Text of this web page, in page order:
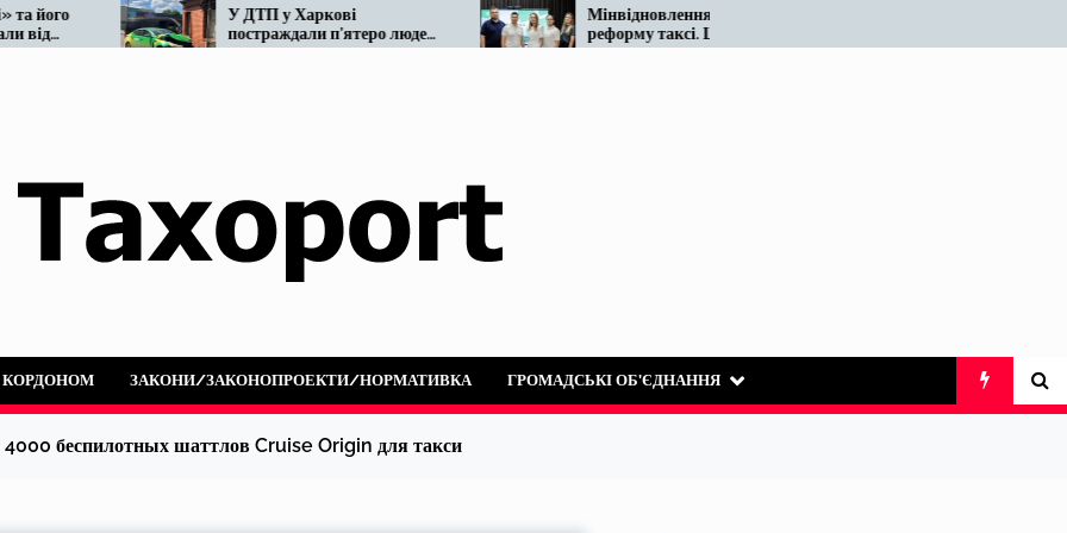
ДТП у Харкові
п’ятеро людей:
розминулися OnTaxi та
Мінвідновлення готує
реформу таксі. Що відомо
наразі…
таксі існує десятиліттями
КОРДОНОМ ЗАКОНИ/ЗАКОНОПРОЕКТИ/НОРМАТИВКА ГРОМАДСЬКІ ОБ’ЄДНАННЯ
4000 беспилотных шаттлов Cruise Origin для такси